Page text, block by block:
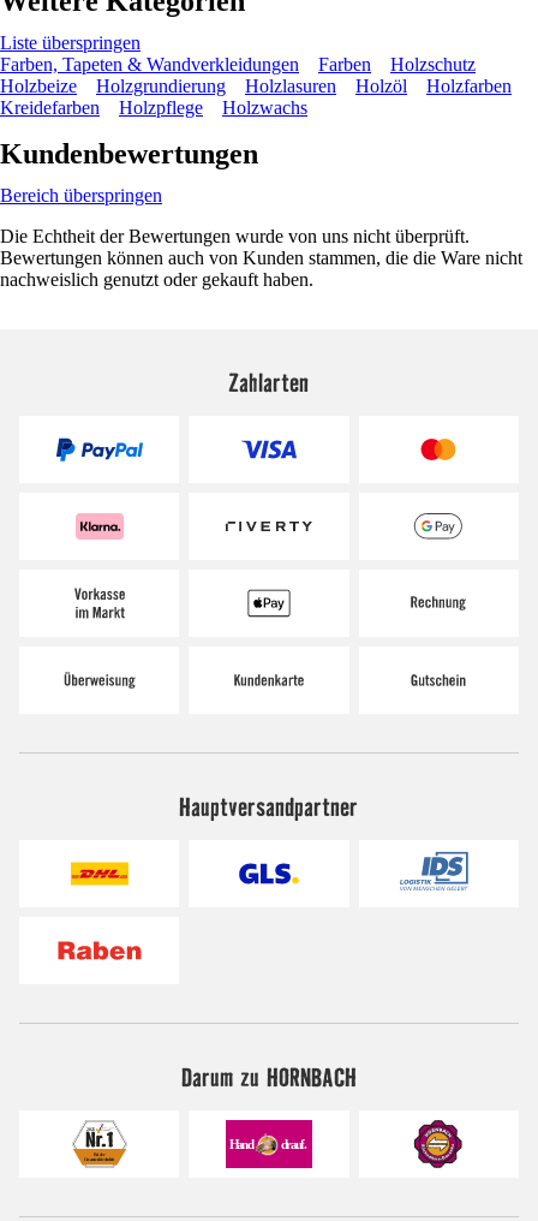
Liste überspringen
Farben, Tapeten & Wandverkleidungen
Farben
Holzschutz
Holzbeize
Holzgrundierung Holzlasuren Holzöl
Holzfarben
Kreidefarben
Holzpflege Holzwachs
Kundenbewertungen
Bereich überspringen
Die Echtheit der Bewertungen wurde von uns nicht überprüft.
Bewertungen können auch von Kunden stammen, die die Ware nicht
nachweislich genutzt oder gekauft haben.
Zahlarten
Hauptversandpartner
Darum zu HORNBACH